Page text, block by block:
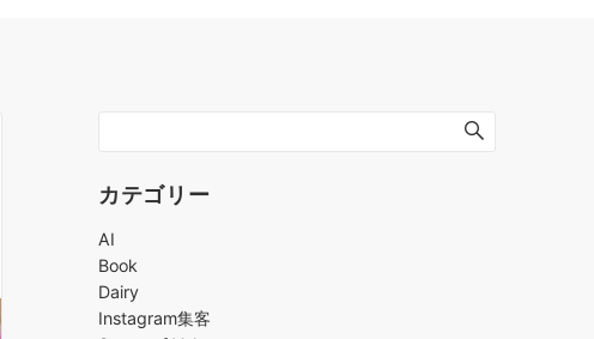
カテゴリー
AI
Book
Dairy
Instagram集客